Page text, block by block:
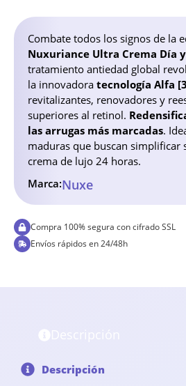
Combate todos los signos de la
Nuxuriance Ultra Crema Día
tratamiento antiedad global
la innovadora tecnología Alfa
revitalizantes, renovadores y
superiores al retinol.
las arrugas más marcadas.
maduras que buscan simplificar
crema de lujo 24 horas.
Marca:Nuxe
Compra 100% segura con cifrado SSL
Envíos rápidos en 24/48h
Descripción